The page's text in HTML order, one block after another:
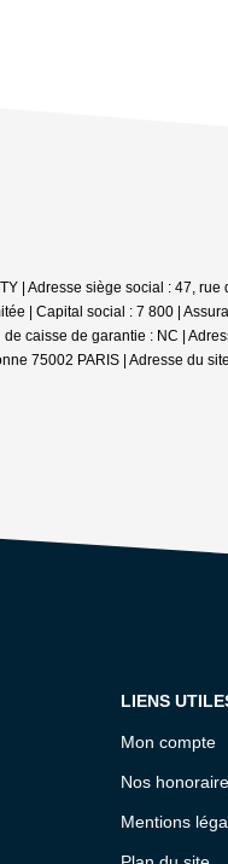
| Adresse siège social : 47,
| Capital social : 7 800 |
caisse de garantie : NC |
75002 PARIS | Adresse du
LIENS
Mon compte
Nos
Mentions